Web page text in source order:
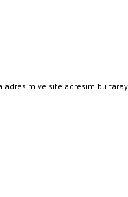
ve site adresim bu